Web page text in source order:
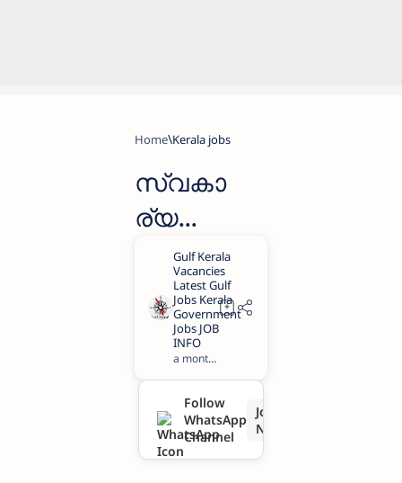
Home Kerala jobs
സ്വകാ
ര്യ
സ്ഥാപന
ങ്ങളിലും
സർക്കാർ
സ്ഥാപന
ങ്ങളിലും
താത്കാലി
ക ജോലി
a month ago
Follow
WhatsApp
Channel
Join
Now